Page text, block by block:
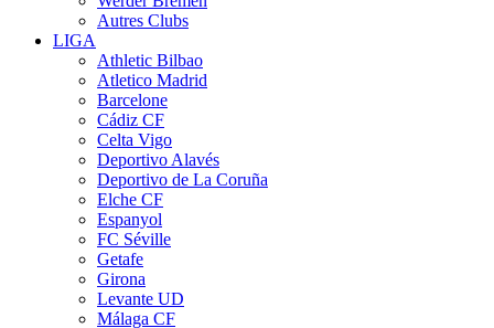
Autres Clubs
LIGA
Athletic Bilbao
Atletico Madrid
Barcelone
Cádiz CF
Celta Vigo
Deportivo Alavés
Deportivo de La Coruña
Elche CF
Espanyol
FC Séville
Getafe
Girona
Levante UD
Málaga CF